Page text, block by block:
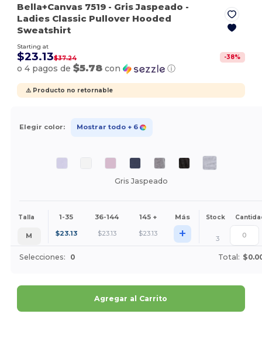
Bella+Canvas 7519 - Gris Jaspeado -
Ladies Classic Pullover Hooded
Sweatshirt
Starting at
$23.13$37.24 -38%
o 4 pagos de$5.78 con ⓘ
⚠️ Producto no retornable
Elegir color: Mostrar todo + 6
Gris Jaspeado
Talla 1-35 36-144 145 + Más Stock
M $23.13 $23.13 $23.13 + 3
Selecciones: 0 Total:
Agregar al Carrito